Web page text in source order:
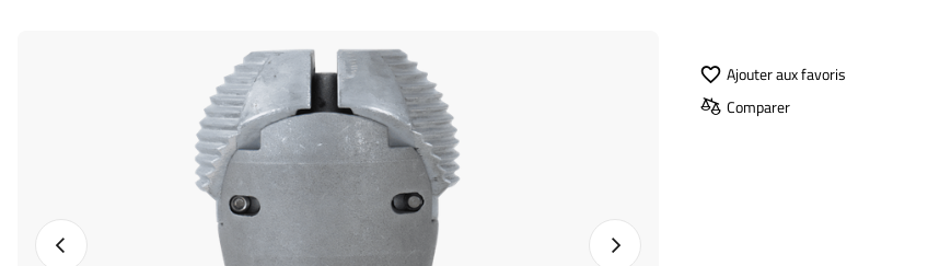
Photo précédente Photo suivante
Ajouter aux favoris
Comparer